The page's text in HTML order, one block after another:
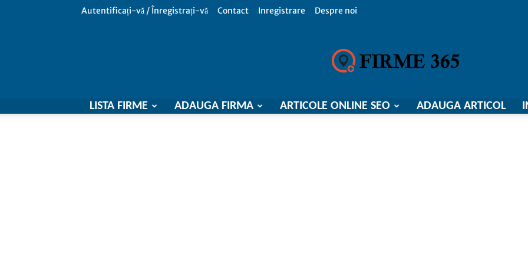
Autentificați-vă / Înregistrați-vă Contact Inregistrare Despre noi
Firme
LISTA FIRME ADAUGA FIRMA ARTICOLE ONLINE SEO ADAUGA ARTICOL